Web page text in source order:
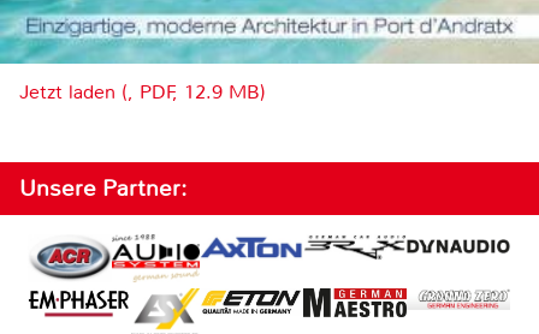
Jetzt laden (, PDF, 12.9 MB)
Unsere Partner: